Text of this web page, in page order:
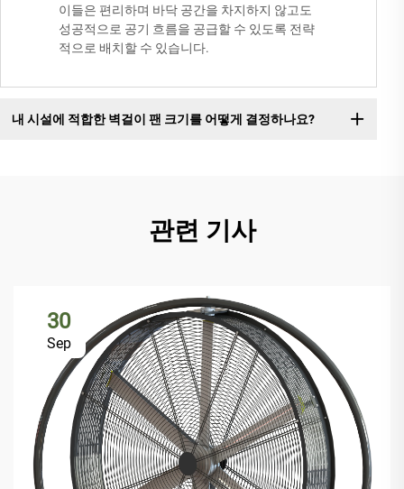
이들은 편리하며 바닥 공간을 차지하지 않고도
성공적으로 공기 흐름을 공급할 수 있도록 전략
적으로 배치할 수 있습니다.
내 시설에 적합한 벽걸이 팬 크기를 어떻게 결정하나요?
관련 기사
30
Sep